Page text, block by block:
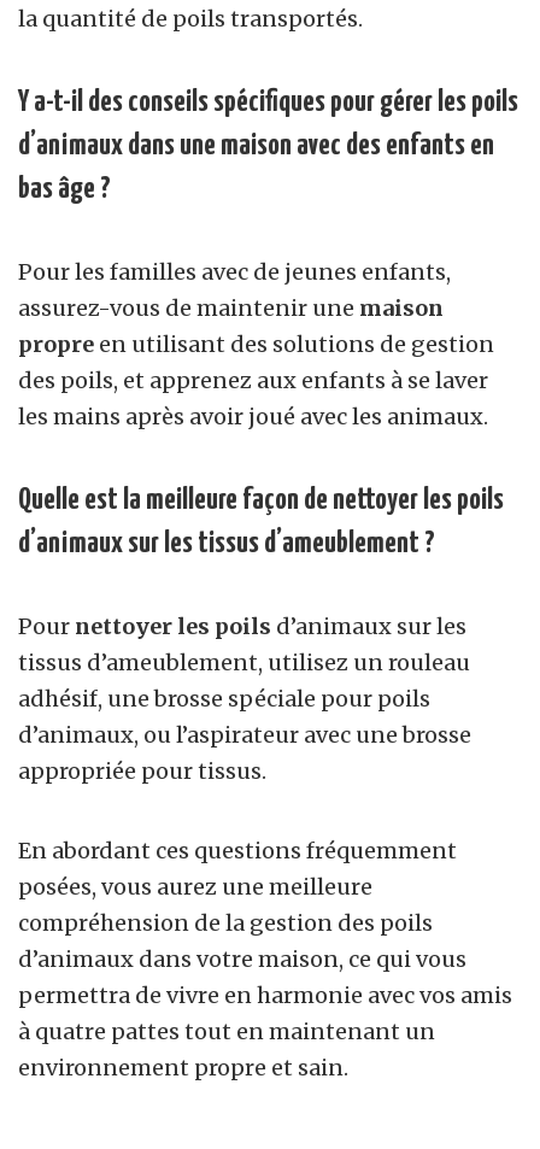
la quantité de poils transportés.
Y a-t-il des conseils spécifiques pour gérer les poils
d’animaux dans une maison avec des enfants en
bas âge ?
Pour les familles avec de jeunes enfants,
assurez-vous de maintenir une maison
propre en utilisant des solutions de gestion
des poils, et apprenez aux enfants à se laver
les mains après avoir joué avec les animaux.
Quelle est la meilleure façon de nettoyer les poils
d’animaux sur les tissus d’ameublement ?
Pour nettoyer les poils d’animaux sur les
tissus d’ameublement, utilisez un rouleau
adhésif, une brosse spéciale pour poils
d’animaux, ou l’aspirateur avec une brosse
appropriée pour tissus.
En abordant ces questions fréquemment
posées, vous aurez une meilleure
compréhension de la gestion des poils
d’animaux dans votre maison, ce qui vous
permettra de vivre en harmonie avec vos amis
à quatre pattes tout en maintenant un
environnement propre et sain.